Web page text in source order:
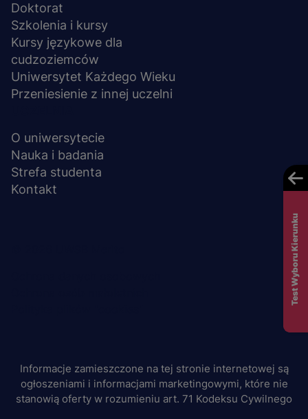
Doktorat
Szkolenia i kursy
Kursy językowe dla
cudzoziemców
Uniwersytet Każdego Wieku
Przeniesienie z innej uczelni
O uniwersytecie
Nauka i badania
Strefa studenta
Kontakt
Informacje zamieszczone na tej stronie internetowej są
ogłoszeniami i informacjami marketingowymi, które nie
stanowią oferty w rozumieniu art. 71 Kodeksu Cywilnego
Test Wyboru Kierunku